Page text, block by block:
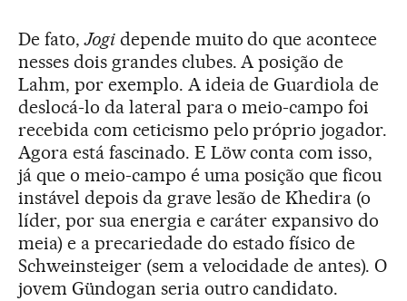
De fato,Jogidepende muito do que acontece
nesses dois grandes clubes. A posição de
Lahm, por exemplo. A ideia de Guardiola de
deslocá-lo da lateral para o meio-campo foi
recebida com ceticismo pelo próprio jogador.
Agora está fascinado. E Löw conta com isso,
já que o meio-campo é uma posição que ficou
instável depois da grave lesão de Khedira (o
líder, por sua energia e caráter expansivo do
meia) e a precariedade do estado físico de
Schweinsteiger (sem a velocidade de antes). O
jovem Gündogan seria outro candidato.